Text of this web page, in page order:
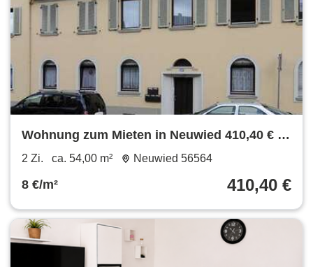
Wohnung zum Mieten in Neuwied 410,40 € 54
m²
2 Zi. ca. 54,00 m² Neuwied 56564
8 €/m² 410,40 €